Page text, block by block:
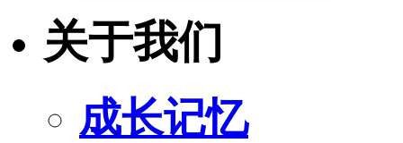
关于我们
成长记忆